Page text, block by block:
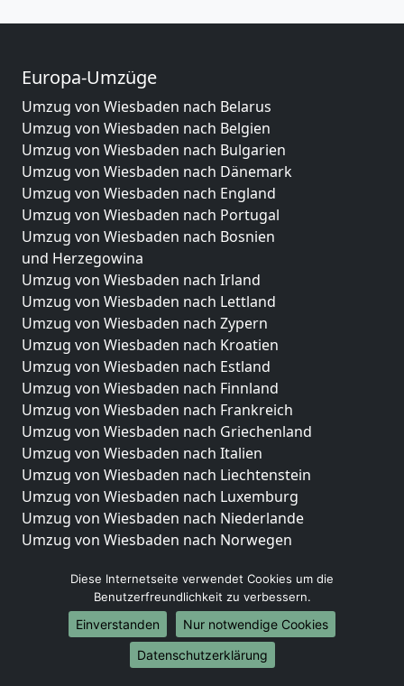
Europa-Umzüge
Umzug von Wiesbaden nach Belarus
Umzug von Wiesbaden nach Belgien
Umzug von Wiesbaden nach Bulgarien
Umzug von Wiesbaden nach Dänemark
Umzug von Wiesbaden nach England
Umzug von Wiesbaden nach Portugal
Umzug von Wiesbaden nach Bosnien
und Herzegowina
Umzug von Wiesbaden nach Irland
Umzug von Wiesbaden nach Lettland
Umzug von Wiesbaden nach Zypern
Umzug von Wiesbaden nach Kroatien
Umzug von Wiesbaden nach Estland
Umzug von Wiesbaden nach Finnland
Umzug von Wiesbaden nach Frankreich
Umzug von Wiesbaden nach Griechenland
Umzug von Wiesbaden nach Italien
Umzug von Wiesbaden nach Liechtenstein
Umzug von Wiesbaden nach Luxemburg
Umzug von Wiesbaden nach Niederlande
Umzug von Wiesbaden nach Norwegen
Umzüge-Deutschlandweit
Umzug von Wiesbaden nach Berlin
Umzug von Wiesbaden nach Hamburg
Umzug von Wiesbaden nach München
Umzug von Wiesbaden nach Köln
Diese Internetseite verwendet Cookies um die
Benutzerfreundlichkeit zu verbessern.
Einverstanden
Nur notwendige Cookies
Datenschutzerklärung